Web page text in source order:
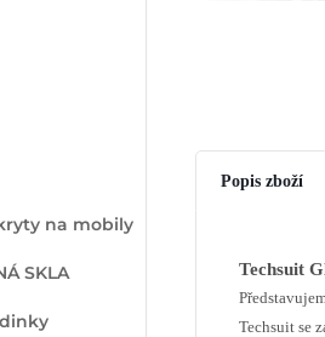
na mobily
SKLA
Popis zboží
Techsuit
Techsuit se